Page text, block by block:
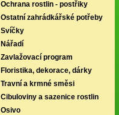
Ochrana rostlin - postřiky
Ostatní zahrádkářské potřeby
Svíčky
Nářadí
Zavlažovací program
Floristika, dekorace, dárky
Travní a krmné směsi
Cibuloviny a sazenice rostlin
Osivo